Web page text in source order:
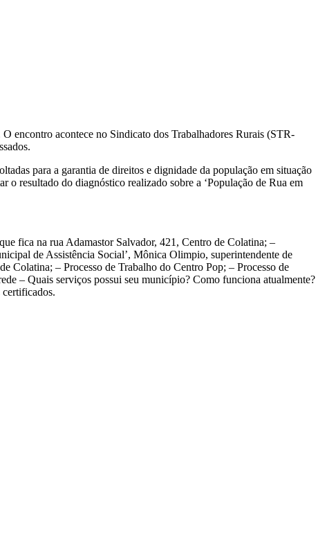
encontro acontece no Sindicato dos Trabalhadores Rurais (STR-
para a garantia de direitos e dignidade da população em situação
o resultado do diagnóstico realizado sobre a ‘População de Rua em
fica na rua Adamastor Salvador, 421, Centro de Colatina; –
de Assistência Social’, Mônica Olimpio, superintendente de
Colatina; – Processo de Trabalho do Centro Pop; – Processo de
– Quais serviços possui seu município? Como funciona atualmente?